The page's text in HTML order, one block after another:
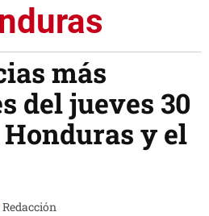
más
del jueves 30
y el
Redacción